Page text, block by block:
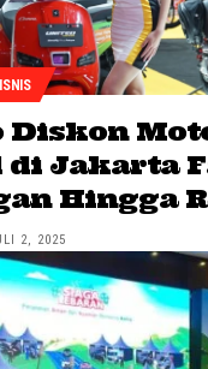
Diskon
di Jakarta
Hingga
2, 2025